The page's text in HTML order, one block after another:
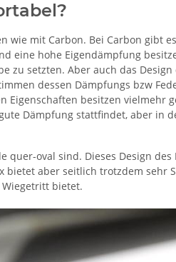
wie mit Carbon. Bei Carbon gibt
eine hohe Eigendämpfung
zu setzten. Aber auch das Design
dessen Dämpfungs bzw
besitzen vielmehr
Dämpfung stattfindet, aber in
quer-oval sind. Dieses Design
bietet aber seitlich trotzdem sehr
bietet.